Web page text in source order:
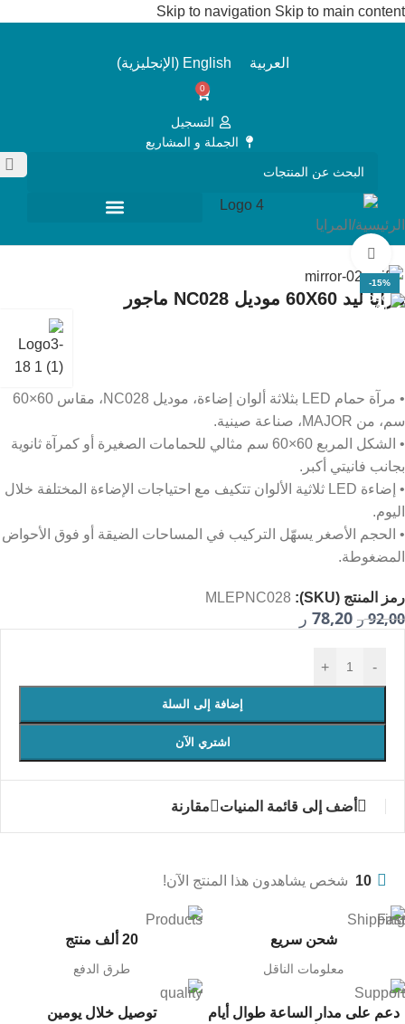
Skip to navigation Skip to main content
العربية English
( الإنجليزية)
0
التسجيل
الجملة و المشاريع
الرئيسية/ المرايا
-15%
مرايا ليد 60X60 موديل NC028 ماجور
• مرآة حمام LED بثلاثة ألوان إضاءة، موديل NC028، مقاس 60×60
سم، من MAJOR، صناعة صينية.
• الشكل المربع 60×60 سم مثالي للحمامات الصغيرة أو كمرآة ثانوية
بجانب فانيتي أكبر.
• إضاءة LED ثلاثية الألوان تتكيف مع احتياجات الإضاءة المختلفة خلال
اليوم.
• الحجم الأصغر يسهّل التركيب في المساحات الضيقة أو فوق الأحواض
المضغوطة.
رمز المنتج (SKU): MLEPNC028
92,00 ر 78,20 ر
-
+
إضافة إلى السلة
اشتري الآن
أضف إلى قائمة المنيات مقارنة
10 شخص يشاهدون هذا المنتج الآن!
شحن سريع
معلومات الناقل
20 ألف منتج
طرق الدفع
دعم على مدار الساعة طوال أيام
توصيل خلال يومين